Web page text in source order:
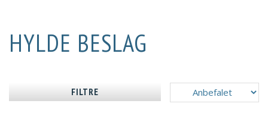
HYLDE BESLAG
FILTRE